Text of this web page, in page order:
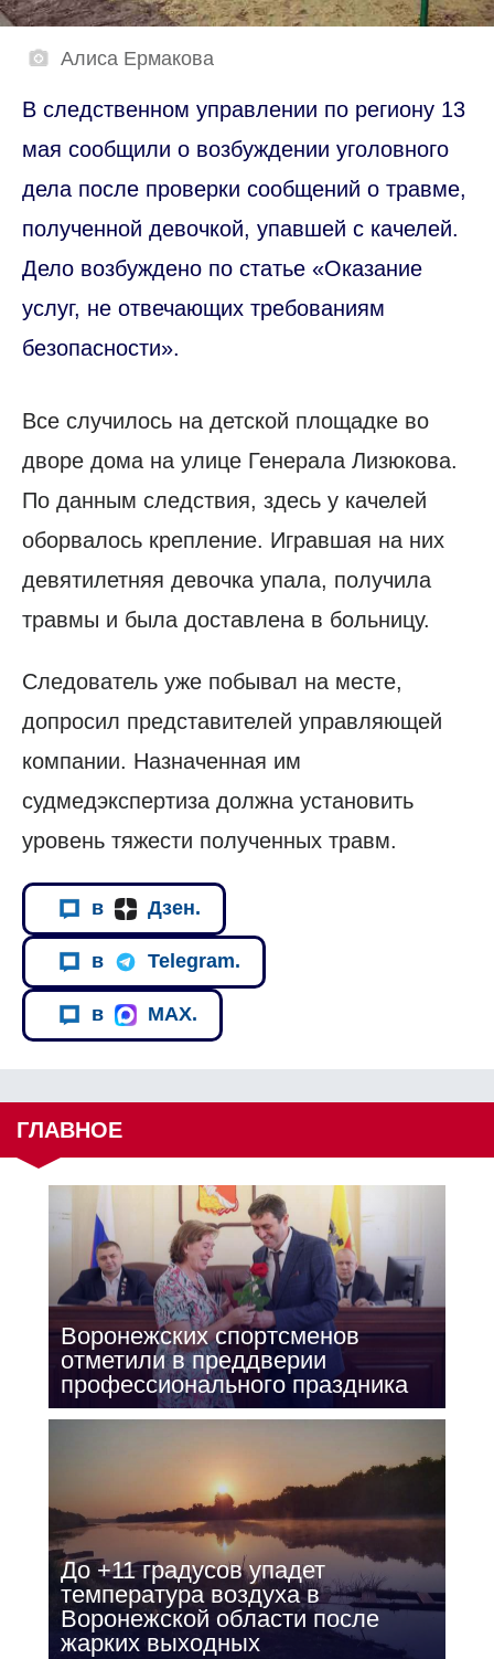
Алиса Ермакова
В следственном управлении по региону 13
мая сообщили о возбуждении уголовного
дела после проверки сообщений о травме,
полученной девочкой, упавшей с качелей.
Дело возбуждено по статье «Оказание
услуг, не отвечающих требованиям
безопасности».
Все случилось на детской площадке во
дворе дома на улице Генерала Лизюкова.
По данным следствия, здесь у качелей
оборвалось крепление. Игравшая на них
девятилетняя девочка упала, получила
травмы и была доставлена в больницу.
Следователь уже побывал на месте,
допросил представителей управляющей
компании. Назначенная им
судмедэкспертиза должна установить
уровень тяжести полученных травм.
в Дзен.
в Telegram.
в MAX.
ГЛАВНОЕ
Воронежских спортсменов
отметили в преддверии
профессионального праздника
До +11 градусов упадет
температура воздуха в
Воронежской области после
жарких выходных